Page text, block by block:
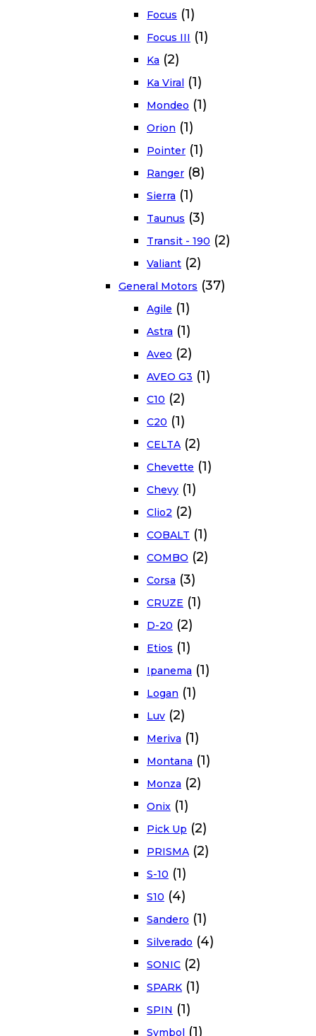
Focus (1)
Focus III (1)
Ka (2)
Ka Viral (1)
Mondeo (1)
Orion (1)
Pointer (1)
Ranger (8)
Sierra (1)
Taunus (3)
Transit - 190 (2)
Valiant (2)
General Motors (37)
Agile (1)
Astra (1)
Aveo (2)
AVEO G3 (1)
C10 (2)
C20 (1)
CELTA (2)
Chevette (1)
Chevy (1)
Clio2 (2)
COBALT (1)
COMBO (2)
Corsa (3)
CRUZE (1)
D-20 (2)
Etios (1)
Ipanema (1)
Logan (1)
Luv (2)
Meriva (1)
Montana (1)
Monza (2)
Onix (1)
Pick Up (2)
PRISMA (2)
S-10 (1)
S10 (4)
Sandero (1)
Silverado (4)
SONIC (2)
SPARK (1)
SPIN (1)
Symbol (1)